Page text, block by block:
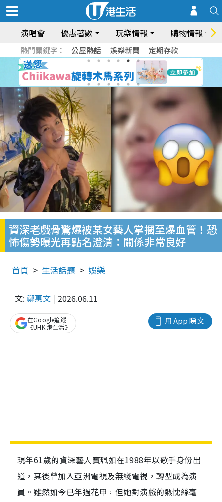
演唱會 優惠著數 玩樂情報 購物情報
熱門關鍵字： 公屋熱話 娛樂新聞 定期存款
資深老戲骨驚爆被某女藝人掌摑至爆血管！恐
怖傷勢曝光再點名澄清：關係非常良好
首頁 生活話題 娛樂
文: 鄭惠文 2026.06.11
用 App 睇文
在Google追蹤
《UHK 港生活》
現年61歲的資深藝人寶珮如在1988年以歌手身份出
道，其後曾加入亞洲電視及無綫電視，轉型成為演
員。雖然如今已年過花甲，但她對演戲的熱忱絲毫